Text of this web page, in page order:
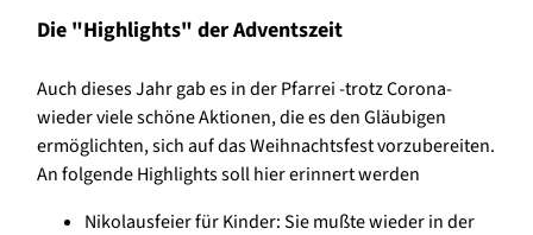
Die "Highlights" der Adventszeit
Auch dieses Jahr gab es in der Pfarrei -trotz Corona-
wieder viele schöne Aktionen, die es den Gläubigen
ermöglichten, sich auf das Weihnachtsfest vorzubereiten.
An folgende Highlights soll hier erinnert werden
Nikolausfeier für Kinder: Sie mußte wieder in der